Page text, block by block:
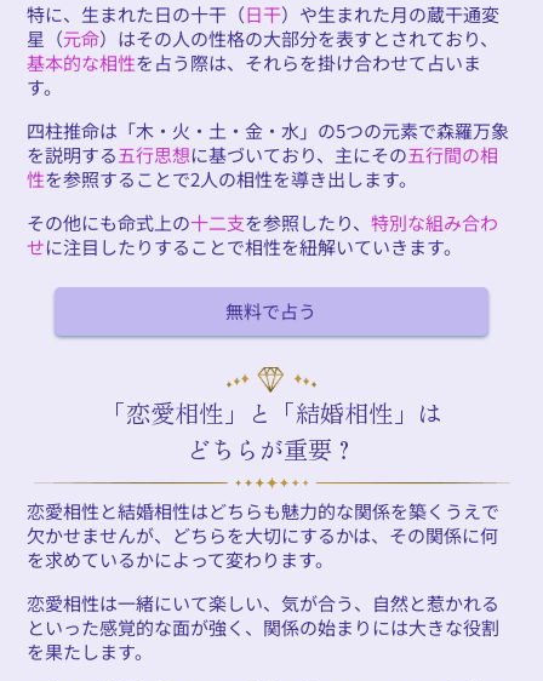
特に、生まれた日の十干（日干）や生まれた月の蔵干通変
星（元命）はその人の性格の大部分を表すとされており、
基本的な相性を占う際は、それらを掛け合わせて占いま
す。
四柱推命は「木・火・土・金・水」の5つの元素で森羅万象
を説明する五行思想に基づいており、主にその五行間の相
性を参照することで2人の相性を導き出します。
その他にも命式上の十二支を参照したり、特別な組み合わ
せに注目したりすることで相性を紐解いていきます。
無料で占う
「恋愛相性」と「結婚相性」は
どちらが重要？
恋愛相性と結婚相性はどちらも魅力的な関係を築くうえで
欠かせませんが、どちらを大切にするかは、その関係に何
を求めているかによって変わります。
恋愛相性は一緒にいて楽しい、気が合う、自然と惹かれる
といった感覚的な面が強く、関係の始まりには大きな役割
を果たします。